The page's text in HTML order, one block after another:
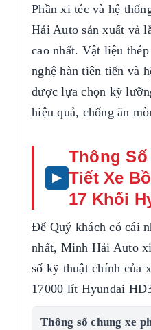
Phần xi téc và hệ
Hải Auto sản xuất và
cao nhất. Vật liệu
nghệ hàn tiên tiến và
được lựa chọn kỹ
hiệu quả, chống ăn
Thông
Tiết Xe
17 Khối
Để Quý khách có cái
nhất, Minh Hải Auto
số kỹ thuật chính của
17000 lít Hyundai
Thông số chung xe